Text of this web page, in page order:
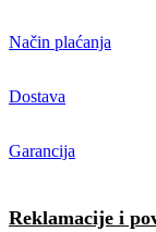
Način plaćanja
Dostava
Garancija
Reklamacije i